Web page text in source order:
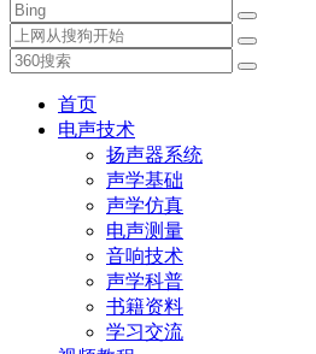
首页
电声技术
扬声器系统
声学基础
声学仿真
电声测量
音响技术
声学科普
书籍资料
学习交流